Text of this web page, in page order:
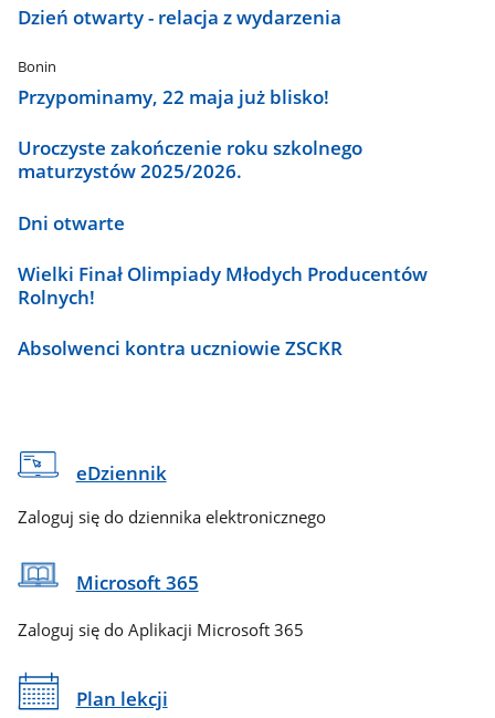
Dzień otwarty - relacja z wydarzenia
Bonin
Przypominamy, 22 maja już blisko!
Uroczyste zakończenie roku szkolnego
maturzystów 2025/2026.
Dni otwarte
Wielki Finał Olimpiady Młodych Producentów
Rolnych!
Absolwenci kontra uczniowie ZSCKR
eDziennik
Zaloguj się do dziennika elektronicznego
Microsoft 365
Zaloguj się do Aplikacji Microsoft 365
Plan lekcji